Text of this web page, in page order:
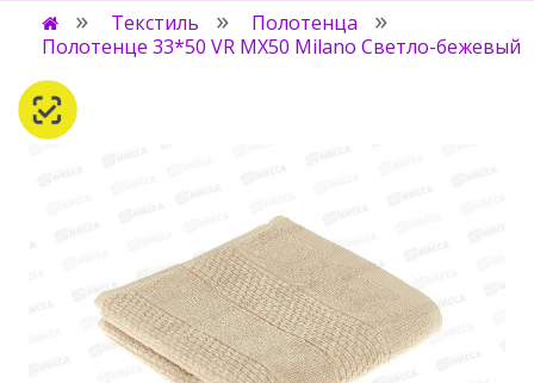
Текстиль
Полотенца
Полотенце 33*50 VR MX50 Milano Светло-бежевый